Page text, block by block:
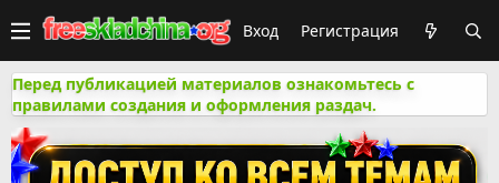
Вход Регистрация
Перед публикацией материалов ознакомьтесь с
правилами создания и оформления раздач.